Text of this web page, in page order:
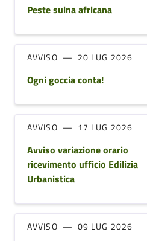
Peste suina africana
AVVISO 20 LUG 2026
Ogni goccia conta!
AVVISO 17 LUG 2026
Avviso variazione orario
ricevimento ufficio Edilizia
Urbanistica
AVVISO 09 LUG 2026